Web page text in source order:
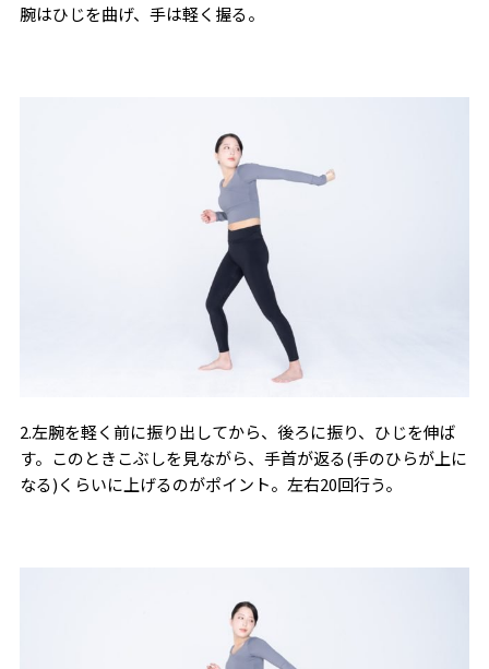
腕はひじを曲げ、手は軽く握る。
2.左腕を軽く前に振り出してから、後ろに振り、ひじを伸ば
す。このときこぶしを見ながら、手首が返る(手のひらが上に
なる)くらいに上げるのがポイント。左右20回行う。